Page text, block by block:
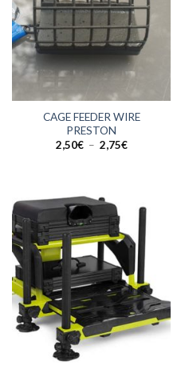
CAGE FEEDER WIRE
PRESTON
2,50€ – 2,75€Plage